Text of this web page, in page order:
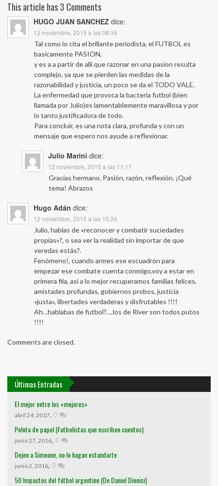
This article has 3 Comments
HUGO JUAN SANCHEZ dice:
12 noviembre, 2015 a las 08:16
Tal como lo cita el brillante periodista, el FUTBOL es
basicamente PASION,
y es a a partir de alli que razonar en una pasion resulta
complejo, ya que se pierden las medidas de la
razonabilidad y justicia, un poco se da el TODO VALE.
La enfermedad que provoca la bacteria futbol (bien
llamada por Julio)es lamentablemente maravillosa y por
lo tanto justificadora de todo.
Para concluir, es una nota clara, profunda y con un
mensaje que espero nos ayude a reflexionar.
Julio Marini dice:
12 noviembre, 2015 a las 11:17
Gracias hermano. Pasión, razòn, reflexión. ¡Qué
tema! Abrazos
Hugo Adán dice:
12 noviembre, 2015 a las 15:24
Julio, hablas de «reconocer y combatir suciedades
propias»?, o sea ver la realidad sin importar de que
veredas estás?.
Fenómeno!, cuando armes ese escuadrón para
empezar ese combate cuenta conmigo,voy a estar en
primera fila, así a lo mejor recuperamos familias felices,
amistades profundas, gobiernos probos, justicia
«justa», libertades verdaderas y disfrutables !!!!
Ah…hablabas de futbol?….los de River son todos putos
!!!!
Comments are closed.
Últimas Entradas
El mejor entre los «mejores»
abril 24, 2017, 0
Pelota de papel (Futbolistas que escriben cuentos)
junio 27, 2016, 0
Dejen a Simeone, no lo hagan estandarte
junio 2, 2016, 0
50 Impactos del fútbol argentino (De Daniel Dionisi)